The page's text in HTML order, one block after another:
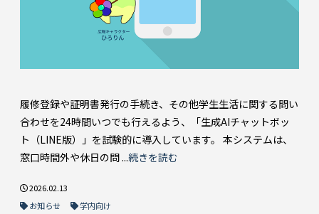
履修登録や証明書発行の手続き、その他学生生活に関する問い
合わせを24時間いつでも行えるよう、「生成AIチャットボッ
ト（LINE版）」を試験的に導入しています。 本システムは、
窓口時間外や休日の問 ...続きを読む
2026.02.13
お知らせ
学内向け